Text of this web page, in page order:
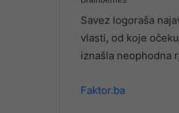
Savez logoraša
vlasti, od koje
iznašla neophodna
Faktor.ba